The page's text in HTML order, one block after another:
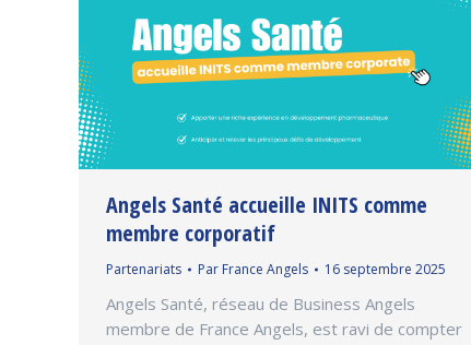
Angels Santé accueille INITS comme
membre corporatif
Partenariats Par France Angels 16 septembre 2025
Angels Santé, réseau de Business Angels
membre de France Angels, est ravi de compter